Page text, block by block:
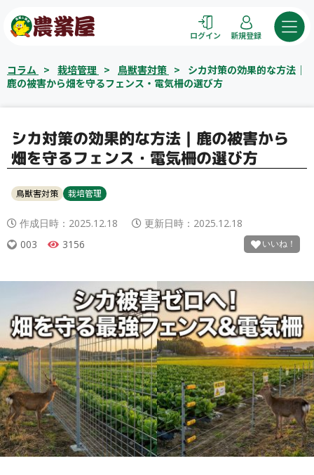
ン
ツ
プ
ログイン 新規登録
コラム > 栽培管理 > 鳥獣害対策 >
シカ対策の効果的な方法｜
鹿の被害から畑を守るフェンス・電気柵の選び方
シカ対策の効果的な方法｜鹿の被害から
畑を守るフェンス・電気柵の選び方
鳥獣害対策 栽培管理
作成日時： 2025.12.18 更新日時： 2025.12.18
003
3156